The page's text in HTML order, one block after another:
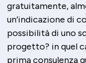
gratuitamente,
un’indicazione di
possibilità di uno
progetto? in quel
prima consulenza